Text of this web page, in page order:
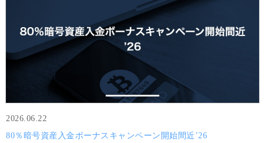
2026.06.22
80％暗号資産入金ボーナスキャンペーン開始間近’26